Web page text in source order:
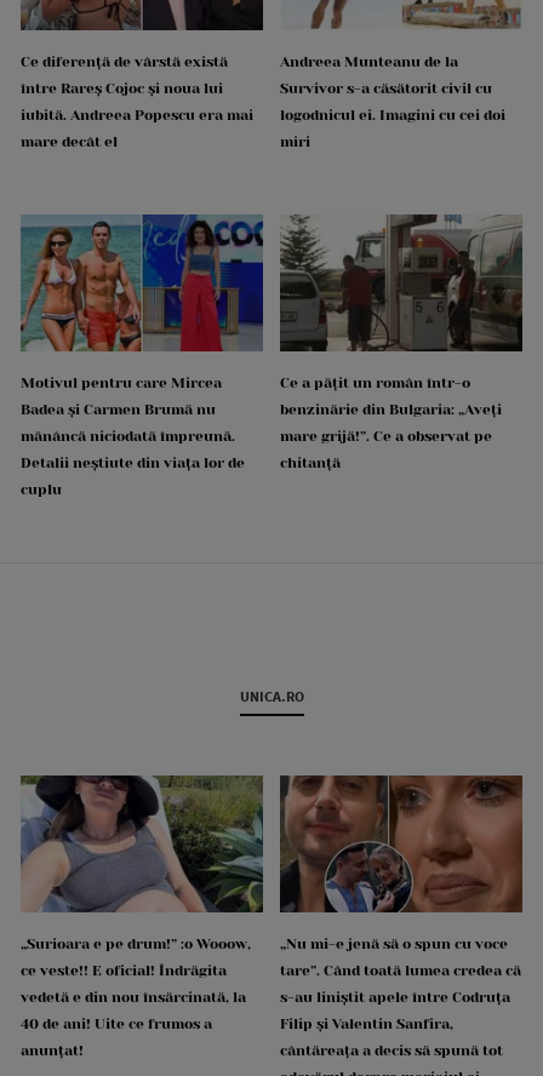
Ce diferență de vârstă există
între Rareș Cojoc și noua lui
iubită. Andreea Popescu era mai
mare decât el
Andreea Munteanu de la
Survivor s-a căsătorit civil cu
logodnicul ei. Imagini cu cei doi
miri
Motivul pentru care Mircea
Badea și Carmen Brumă nu
mănâncă niciodată împreună.
Detalii neștiute din viața lor de
cuplu
Ce a pățit un român într-o
benzinărie din Bulgaria: „Aveți
mare grijă!”. Ce a observat pe
chitanță
UNICA.RO
„Surioara e pe drum!” :o Wooow,
ce veste!! E oficial! Îndrăgita
vedetă e din nou însărcinată, la
40 de ani! Uite ce frumos a
anunțat!
„Nu mi-e jenă să o spun cu voce
tare”. Când toată lumea credea că
s-au liniștit apele între Codruța
Filip și Valentin Sanfira,
cântăreața a decis să spună tot